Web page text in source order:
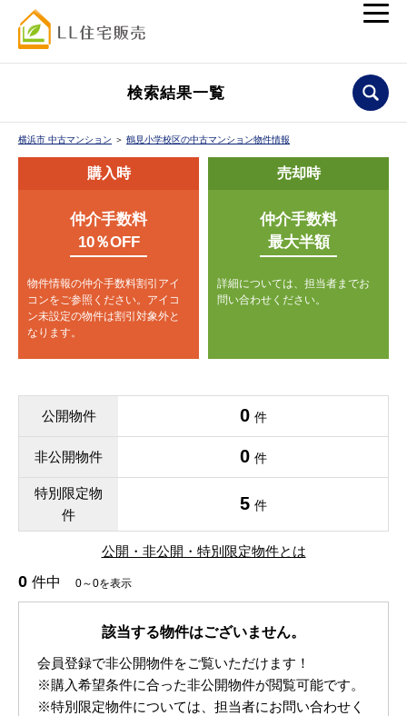
検索結果一覧
横浜市 中古マンション ＞ 鶴見小学校区の中古マンション物件情報
購入時
仲介手数料
10％OFF
物件情報の仲介手数料割引アイ
コンをご参照ください。 アイコ
ン未設定の物件は割引対象外と
なります。
売却時
仲介手数料
最大半額
詳細については、担当者までお
問い合わせください。
公開物件 0 件
非公開物件 0 件
特別限定物
件
5 件
公開・非公開・特別限定物件とは
0 件中 0～0を表示
該当する物件はございません。
会員登録で非公開物件をご覧いただけます！
※購入希望条件に合った非公開物件が閲覧可能です。
※特別限定物件については、担当者にお問い合わせく